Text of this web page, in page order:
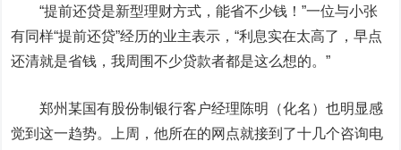
“提前还贷是新型理财方式，能省不少钱！”一位与小张
有同样“提前还贷”经历的业主表示，“利息实在太高了，早点
还清就是省钱，我周围不少贷款者都是这么想的。”
郑州某国有股份制银行客户经理陈明（化名）也明显感
觉到这一趋势。上周，他所在的网点就接到了十几个咨询电